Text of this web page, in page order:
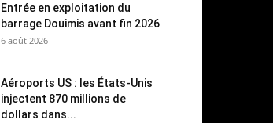
Entrée en exploitation du
barrage Douimis avant fin 2026
6 août 2026
Aéroports US : les États-Unis
injectent 870 millions de
dollars dans...